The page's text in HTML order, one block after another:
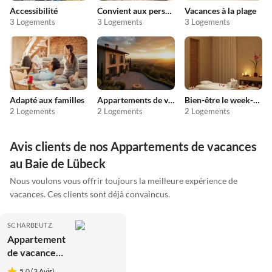
Accessibilité
3 Logements
Convient aux personnes allergiques
3 Logements
Vacances à la plage
3 Logements
Adapté aux familles
2 Logements
Appartements de vacances pas chers
2 Logements
Bien-être le week-end
2 Logements
Avis clients de nos Appartements de vacances
au Baie de Lübeck
Nous voulons vous offrir toujours la meilleure expérience de
vacances. Ces clients sont déjà convaincus.
SCHARBEUTZ
Appartement
de vacances
Bonheur de